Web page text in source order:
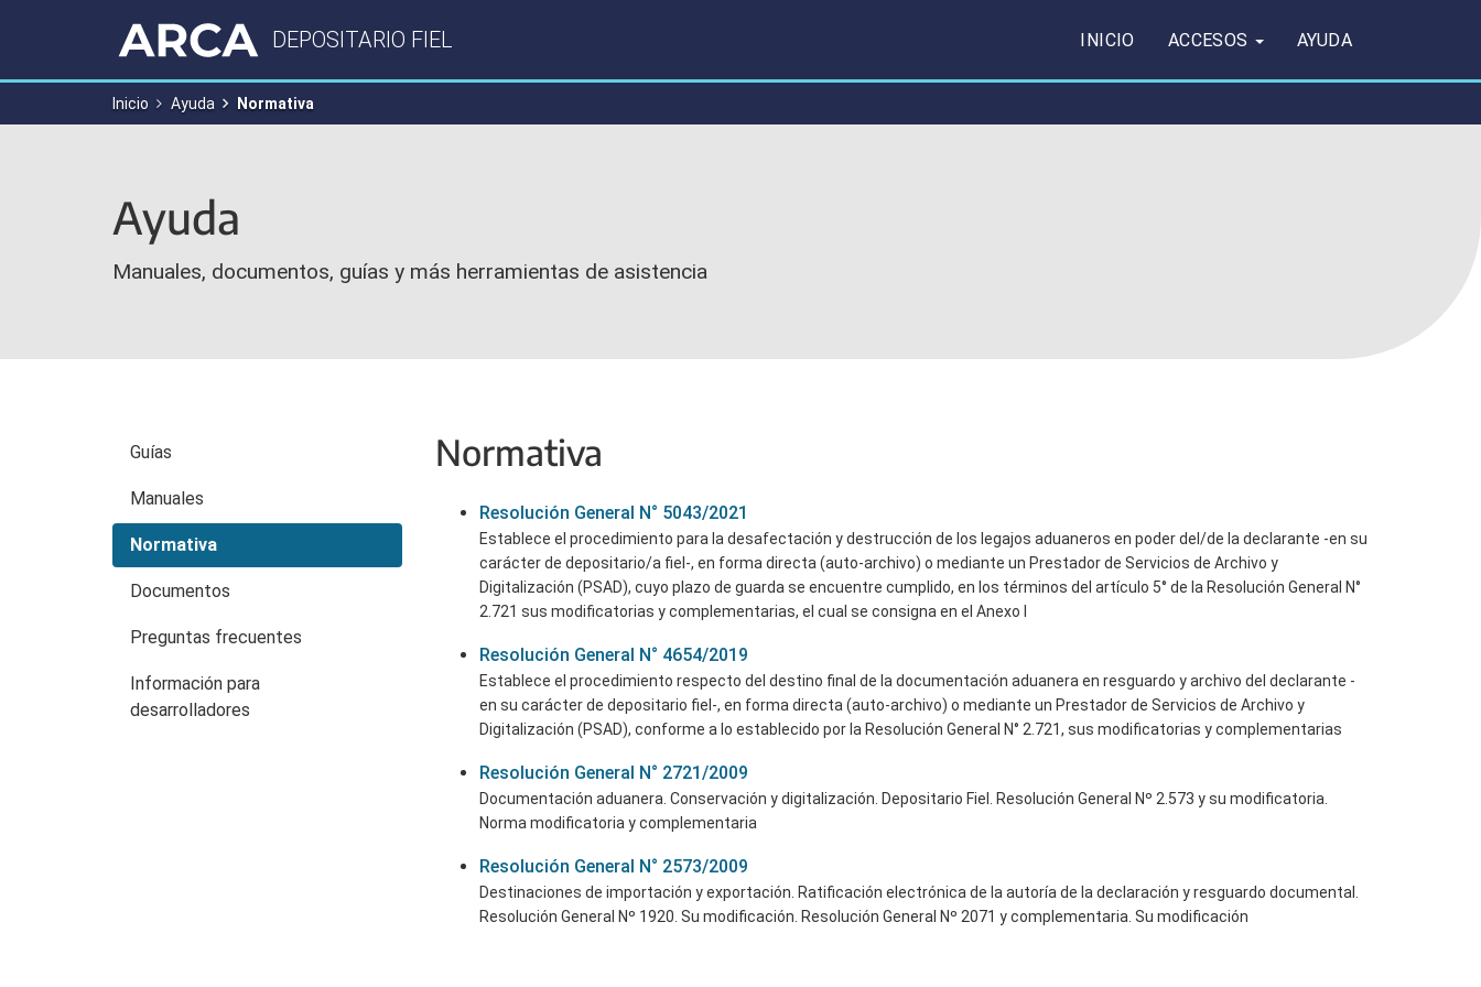
DEPOSITARIO FIEL INICIO ACCESOS AYUDA
Inicio Ayuda Normativa
Ayuda
Manuales, documentos, guías y más herramientas de asistencia
Guías
Manuales
Normativa
Documentos
Preguntas frecuentes
Información para
desarrolladores
Normativa
Resolución General N° 5043/2021
Establece el procedimiento para la desafectación y destrucción de los legajos aduaneros en poder del/de la declarante -en su
carácter de depositario/a fiel-, en forma directa (auto-archivo) o mediante un Prestador de Servicios de Archivo y
Digitalización (PSAD), cuyo plazo de guarda se encuentre cumplido, en los términos del artículo 5° de la Resolución General N°
2.721 sus modificatorias y complementarias, el cual se consigna en el Anexo I
Resolución General N° 4654/2019
Establece el procedimiento respecto del destino final de la documentación aduanera en resguardo y archivo del declarante -
en su carácter de depositario fiel-, en forma directa (auto-archivo) o mediante un Prestador de Servicios de Archivo y
Digitalización (PSAD), conforme a lo establecido por la Resolución General N° 2.721, sus modificatorias y complementarias
Resolución General N° 2721/2009
Documentación aduanera. Conservación y digitalización. Depositario Fiel. Resolución General Nº 2.573 y su modificatoria.
Norma modificatoria y complementaria
Resolución General N° 2573/2009
Destinaciones de importación y exportación. Ratificación electrónica de la autoría de la declaración y resguardo documental.
Resolución General Nº 1920. Su modificación. Resolución General Nº 2071 y complementaria. Su modificación